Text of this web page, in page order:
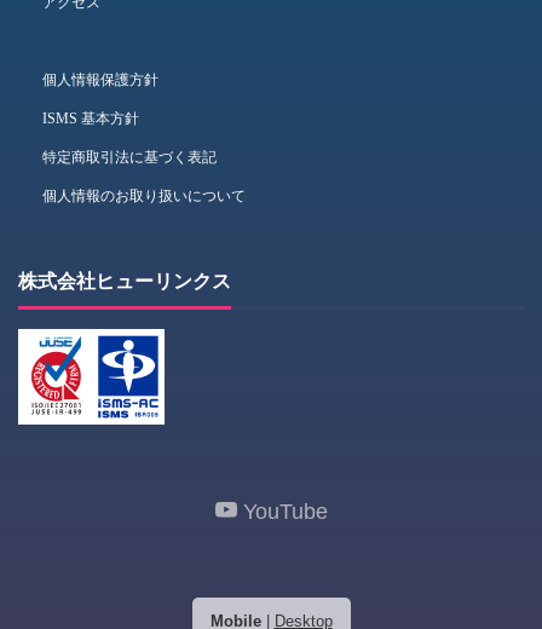
アクセス
個人情報保護方針
ISMS 基本方針
特定商取引法に基づく表記
個人情報のお取り扱いについて
株式会社ヒューリンクス
YouTube
Mobile| Desktop